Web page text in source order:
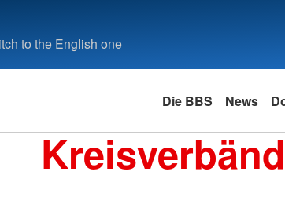
to the English one
Die BBS News